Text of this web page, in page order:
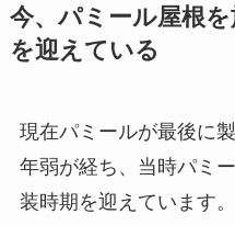
今、パミール屋根
を迎えている
現在パミールが最後に
年弱が経ち、当時パミ
装時期を迎えています。